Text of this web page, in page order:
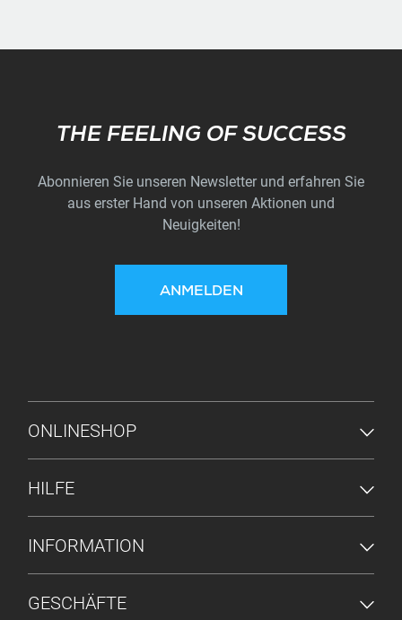
Subscribe
THE FEELING OF SUCCESS
Abonnieren Sie unseren Newsletter und erfahren Sie
aus erster Hand von unseren Aktionen und
Neuigkeiten!
ANMELDEN
FUSSZEILENMENÜ
ONLINESHOP
HILFE
INFORMATION
GESCHÄFTE